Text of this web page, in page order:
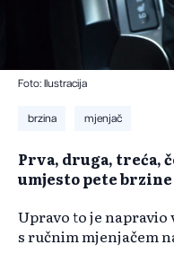
Foto: Ilustracija
brzina mjenjač
Prva, druga, treća,
umjesto pete
Upravo to je napravio
s ručnim mjenjačem